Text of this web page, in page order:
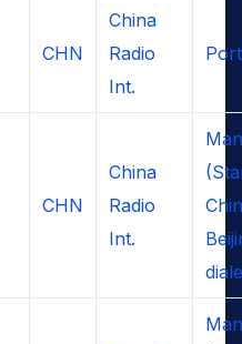
CHN
China
Radio
Int.
CHN
China
Radio
Int.